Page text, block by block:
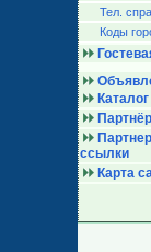
Тел.
Коды
ссылки
Карта